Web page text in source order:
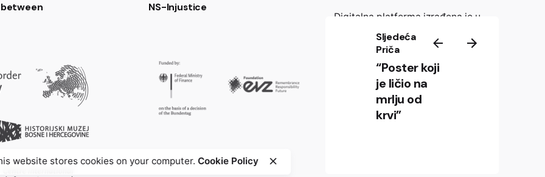
Sljedeća
Priča
“Poster koji
je ličio na
mrlju od
krvi”
NS-Injustice
Digitalna platforma izrađena je u
okviru međunarodnog
istraživačkog projekta „Wer ist
Walter? Otpor protiv nacizma u
Evropi“ Crossborder Factory,
Historijski muzej Bosne i
Hercegovine, Centre International
website stores cookies on your computer.Cookie Policy